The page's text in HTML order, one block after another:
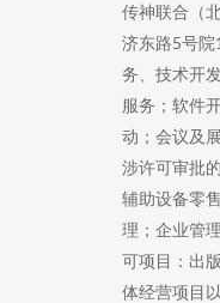
传神联合（
济东路5号
务、技术开
服务；软件
动；会议及
涉许可审批
辅助设备零
理；企业管
可项目：出
体经营项目